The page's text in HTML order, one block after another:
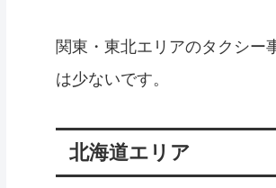
関東・東北エリアのタクシー
は少ないです。
北海道エリア